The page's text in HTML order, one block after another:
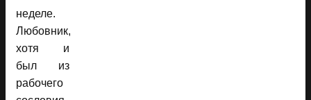
неделе.
Любовник,
хотя и
был из
рабочего